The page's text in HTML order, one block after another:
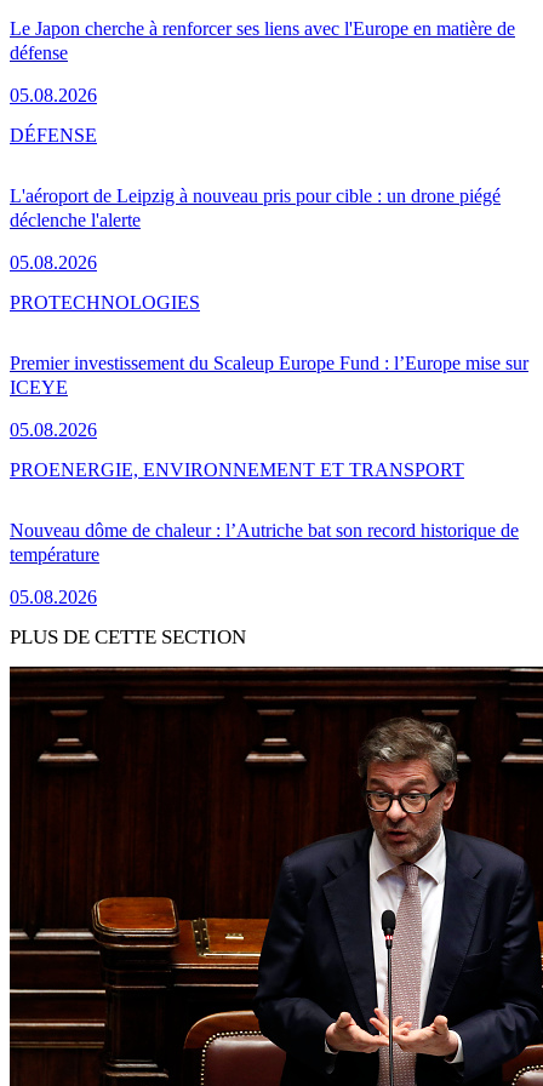
Le Japon cherche à renforcer ses liens avec l'Europe en matière de
défense
05.08.2026
L'aéroport de Leipzig à nouveau pris pour cible : un drone piégé
déclenche l'alerte
05.08.2026
DÉFENSE
Premier investissement du Scaleup Europe Fund : l’Europe mise sur
ICEYE
05.08.2026
PROTECHNOLOGIES
Nouveau dôme de chaleur : l’Autriche bat son record historique de
température
05.08.2026
PROENERGIE, ENVIRONNEMENT ET TRANSPORT
PLUS DE CETTE SECTION